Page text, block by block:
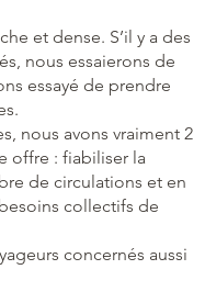
et dense. S’il y a des
nous essaierons de
essayé de prendre
nous avons vraiment 2
offre : fiabiliser la
de circulations et en
collectifs de
concernés aussi